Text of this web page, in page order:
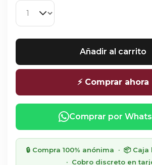
Añadir al carrito
⚡ Comprar ahora
Comprar por
🔒 Compra 100% anónima · 📦
· Cobro discreto en